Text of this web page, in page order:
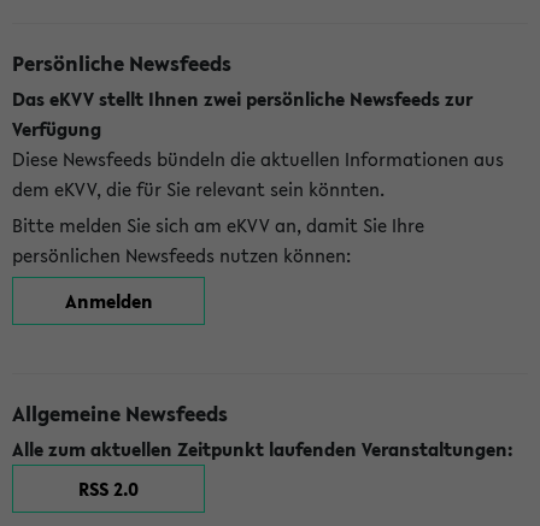
Persönliche Newsfeeds
Das eKVV stellt Ihnen zwei persönliche Newsfeeds zur
Verfügung
Diese Newsfeeds bündeln die aktuellen Informationen aus
dem eKVV, die für Sie relevant sein könnten.
Bitte melden Sie sich am eKVV an, damit Sie Ihre
persönlichen Newsfeeds nutzen können:
Anmelden
Allgemeine Newsfeeds
Alle zum aktuellen Zeitpunkt laufenden Veranstaltungen:
RSS 2.0